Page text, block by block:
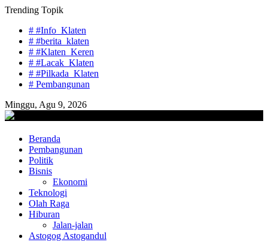
Skip
content
Trending Topik
# #Info_Klaten
# #berita_klaten
# #Klaten_Keren
# #Lacak_Klaten
# #Pilkada_Klaten
# Pembangunan
Minggu, Agu 9, 2026
lacaknews.com
Lacak Gaya Baru
Beranda
Pembangunan
Politik
Bisnis
Ekonomi
Teknologi
Olah Raga
Hiburan
Jalan-jalan
Astogog Astogandul